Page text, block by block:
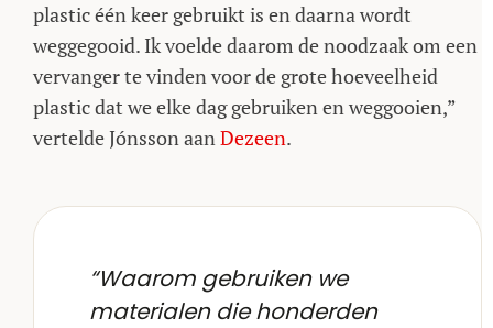
plastic één keer gebruikt is en daarna wordt
weggegooid. Ik voelde daarom de noodzaak om een
vervanger te vinden voor de grote hoeveelheid
plastic dat we elke dag gebruiken en weggooien,”
vertelde Jónsson aanDezeen.
“Waarom gebruiken we
materialen die honderden